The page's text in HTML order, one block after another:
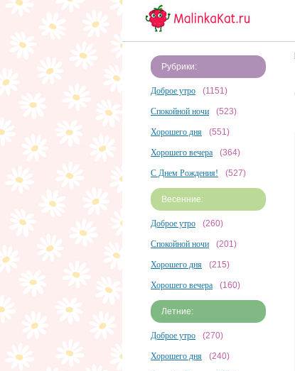
Рубрики:
Доброе утро (1151)
Спокойной ночи (523)
Хорошего дня (551)
Хорошего вечера (364)
С Днем Рождения! (527)
Весенние:
Доброе утро (260)
Спокойной ночи (201)
Хорошего дня (215)
Хорошего вечера (160)
Летние:
Доброе утро (270)
Хорошего дня (240)